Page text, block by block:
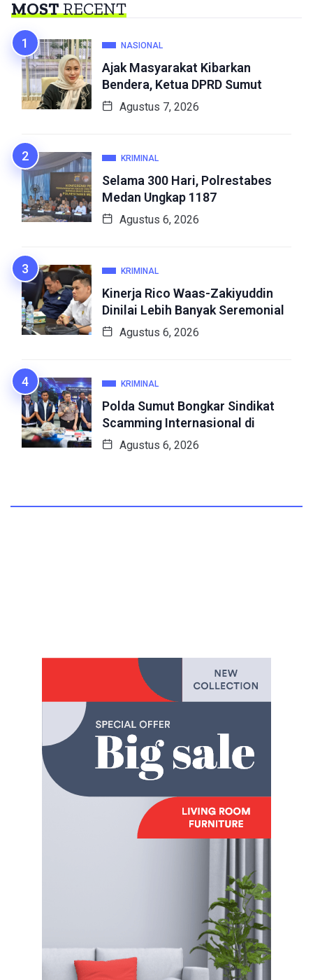
MOSTRECENT
NASIONAL
Ajak Masyarakat Kibarkan
Bendera, Ketua DPRD Sumut
Agustus 7, 2026
KRIMINAL
Selama 300 Hari, Polrestabes
Medan Ungkap 1187
Agustus 6, 2026
KRIMINAL
Kinerja Rico Waas-Zakiyuddin
Dinilai Lebih Banyak Seremonial
Agustus 6, 2026
KRIMINAL
Polda Sumut Bongkar Sindikat
Scamming Internasional di
Agustus 6, 2026